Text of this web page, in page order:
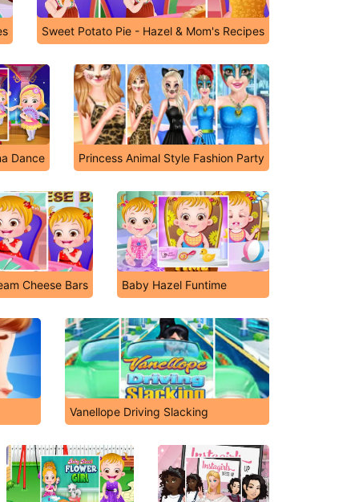
Sweet Potato Pie - Hazel & Mom's Recipes
Dance Princess Animal Style Fashion Party
Cheese Bars Baby Hazel Funtime
Vanellope Driving Slacking